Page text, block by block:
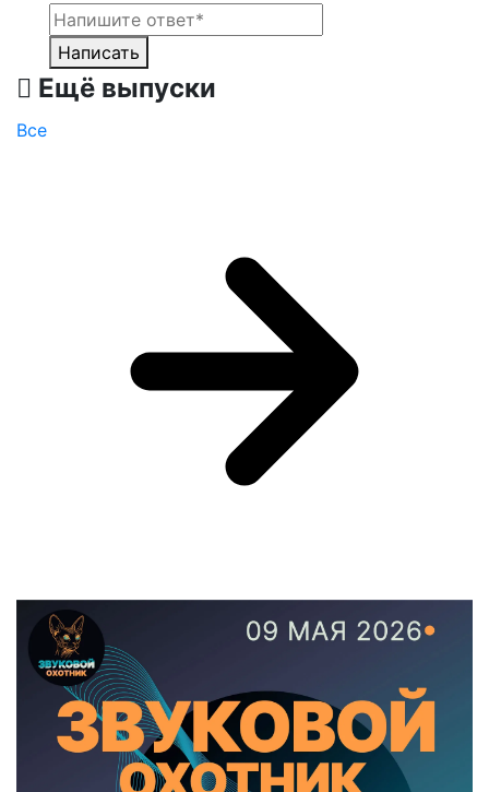
Написать
Ещё выпуски
Все